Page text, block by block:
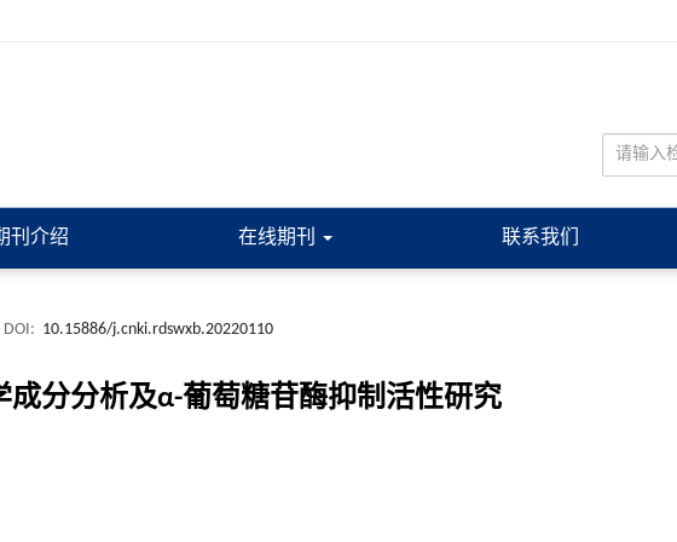
刊介绍 在线期刊 联系我们
DOI: 10.15886/j.cnki.rdswxb.20220110
分分析及α-葡萄糖苷酶抑制活性研究